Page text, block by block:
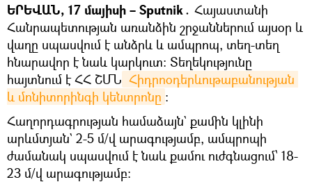
ԵՐԵՎԱՆ, 17 մայիսի – Sputnik․ Հայաստանի
Հանրապետության առանձին շրջաններում այսօր և
վաղը սպասվում է անձրև և ամպրոպ, տեղ-տեղ
հնարավոր է նաև կարկուտ: Տեղեկությունը
հայտնում է ՀՀ ՇՄՆ Հիդրոօդերևութաբանության
և մոնիտորինգի կենտրոնը ։
Հաղորդագրության համաձայն` քամին կլինի
արևմտյան` 2-5 մ/վ արագությամբ, ամպրոպի
ժամանակ սպասվում է նաև քամու ուժգնացում՝ 18-
23 մ/վ արագությամբ։